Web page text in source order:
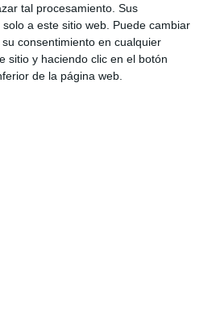
tal procesamiento. Sus
a este sitio web. Puede cambiar
consentimiento en cualquier
sitio y haciendo clic en el botón
de la página web.